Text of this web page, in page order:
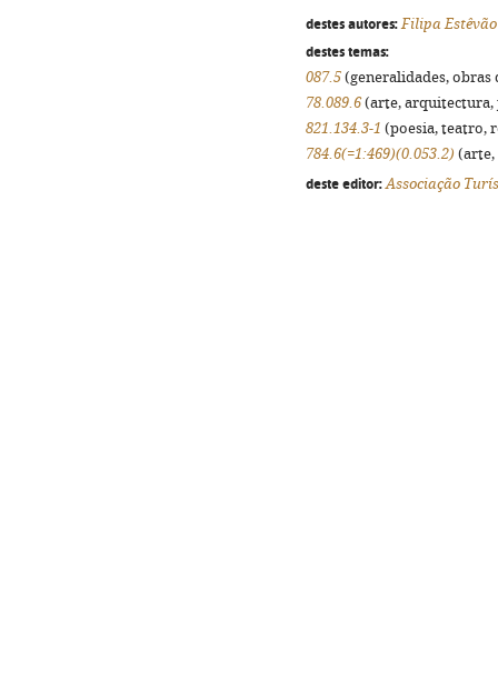
destes autores: Filipa
destes temas:
087.5 (generalidades,
78.089.6(arte, arquitectura,
821.134.3-1 (poesia, teatro,
784.6(=1:469)(0.053.2) (arte,
deste editor: Associação